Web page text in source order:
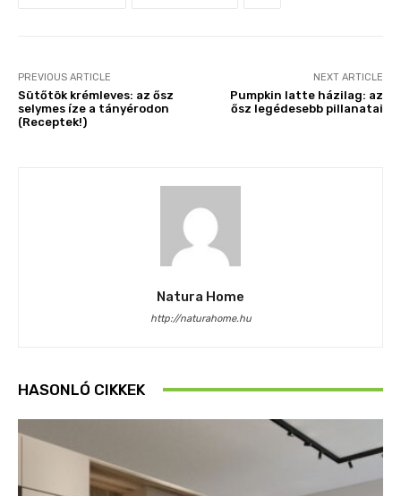
PREVIOUS ARTICLE
Sütőtök krémleves: az ősz
selymes íze a tányérodon
(Receptek!)
NEXT ARTICLE
Pumpkin latte házilag: az
ősz legédesebb pillanatai
Natura Home
http://naturahome.hu
HASONLÓ CIKKEK